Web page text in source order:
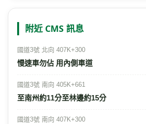
附近 CMS 訊息
國道3號 北向 407K+300
慢速車勿佔 用內側車道
國道3號 南向 405K+661
至南州約11分至林邊約15分
國道3號 南向 407K+300